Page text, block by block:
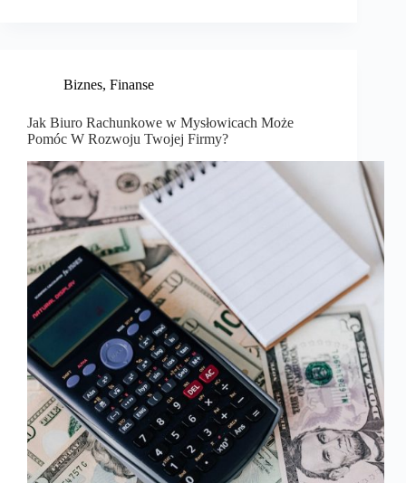
Biznes, Finanse
Jak Biuro Rachunkowe w Mysłowicach Może
Pomóc W Rozwoju Twojej Firmy?